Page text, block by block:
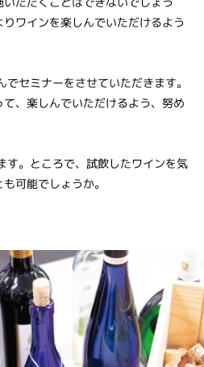
ワインを楽しんでいただけるよう
セミナーをさせていただきます。
、楽しんでいただけるよう、努め
。ところで、試飲したワインを気
可能でしょうか。